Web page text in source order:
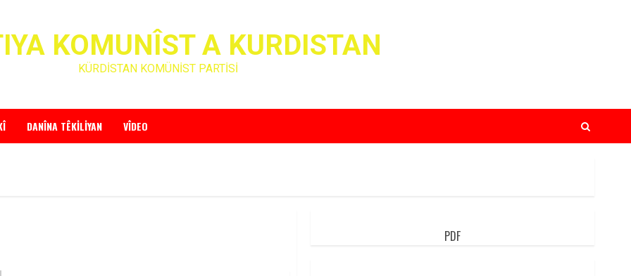
KOMUNÎST A KURDISTAN
KÜRDİSTAN KOMÜNİST PARTİSİ
DANÎNA TÊKILIYAN VÎDEO
PDF